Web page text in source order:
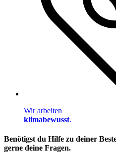
Wir arbeiten
klimabewusst.
Benötigst du Hilfe zu deiner
gerne deine Fragen.